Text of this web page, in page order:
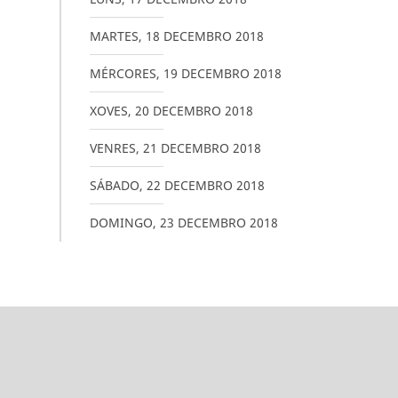
MARTES, 18 DECEMBRO 2018
MÉRCORES, 19 DECEMBRO 2018
XOVES, 20 DECEMBRO 2018
VENRES, 21 DECEMBRO 2018
SÁBADO, 22 DECEMBRO 2018
DOMINGO, 23 DECEMBRO 2018